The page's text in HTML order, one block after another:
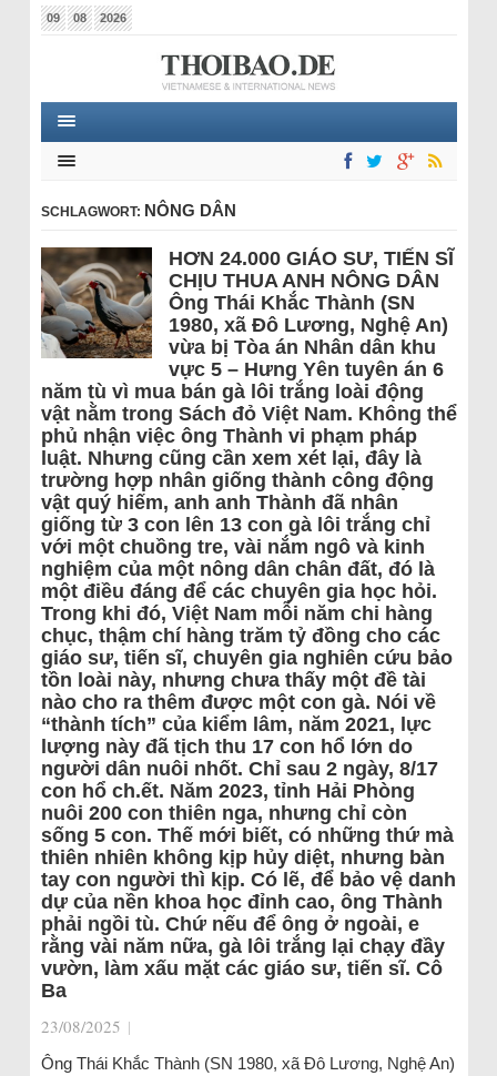
09 08 2026
SCHLAGWORT: NÔNG DÂN
HƠN 24.000 GIÁO SƯ, TIẾN SĨ
CHỊU THUA ANH NÔNG DÂN
Ông Thái Khắc Thành (SN
1980, xã Đô Lương, Nghệ An)
vừa bị Tòa án Nhân dân khu
vực 5 – Hưng Yên tuyên án 6
năm tù vì mua bán gà lôi trắng loài động
vật nằm trong Sách đỏ Việt Nam. Không thể
phủ nhận việc ông Thành vi phạm pháp
luật. Nhưng cũng cần xem xét lại, đây là
trường hợp nhân giống thành công động
vật quý hiếm, anh anh Thành đã nhân
giống từ 3 con lên 13 con gà lôi trắng chỉ
với một chuồng tre, vài nắm ngô và kinh
nghiệm của một nông dân chân đất, đó là
một điều đáng để các chuyên gia học hỏi.
Trong khi đó, Việt Nam mỗi năm chi hàng
chục, thậm chí hàng trăm tỷ đồng cho các
giáo sư, tiến sĩ, chuyên gia nghiên cứu bảo
tồn loài này, nhưng chưa thấy một đề tài
nào cho ra thêm được một con gà. Nói về
“thành tích” của kiểm lâm, năm 2021, lực
lượng này đã tịch thu 17 con hổ lớn do
người dân nuôi nhốt. Chỉ sau 2 ngày, 8/17
con hổ ch.ết. Năm 2023, tỉnh Hải Phòng
nuôi 200 con thiên nga, nhưng chỉ còn
sống 5 con. Thế mới biết, có những thứ mà
thiên nhiên không kịp hủy diệt, nhưng bàn
tay con người thì kịp. Có lẽ, để bảo vệ danh
dự của nền khoa học đỉnh cao, ông Thành
phải ngồi tù. Chứ nếu để ông ở ngoài, e
rằng vài năm nữa, gà lôi trắng lại chạy đầy
vườn, làm xấu mặt các giáo sư, tiến sĩ. Cô
Ba
23/08/2025 |
Ông Thái Khắc Thành (SN 1980, xã Đô Lương, Nghệ An)